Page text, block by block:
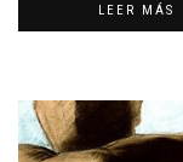
LEER MÁS